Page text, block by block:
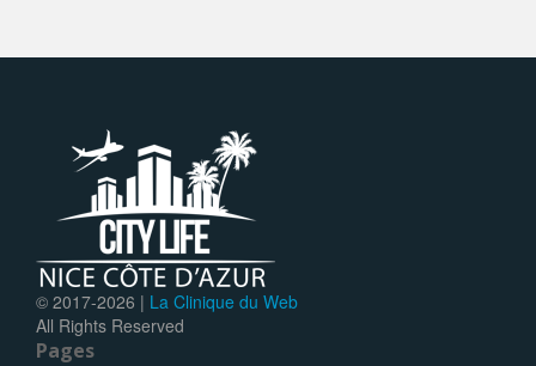
© 2017-2026 | La Clinique du Web
All Rights Reserved
Pages